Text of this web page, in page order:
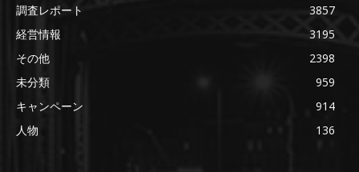
調査レポート
3857
経営情報
3195
その他
2398
未分類
959
キャンペーン
914
人物
136